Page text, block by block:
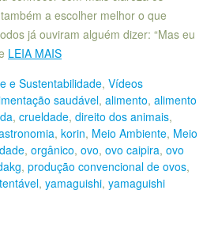
a escolher melhor o que
já ouviram alguém dizer: “Mas eu
LEIA MAIS
e Sustentabilidade, Vídeos
saudável, alimento, alimento
, crueldade, direito dos animais,
, korin, Meio Ambiente, Meio
, orgânico, ovo, ovo caipira, ovo
, produção convencional de ovos,
, yamaguishi, yamaguishi